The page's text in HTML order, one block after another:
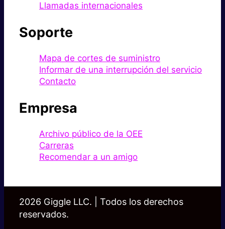
Llamadas internacionales
Soporte
Mapa de cortes de suministro
Informar de una interrupción del servicio
Contacto
Empresa
Archivo público de la OEE
Carreras
Recomendar a un amigo
2026 Giggle LLC. | Todos los derechos
reservados.